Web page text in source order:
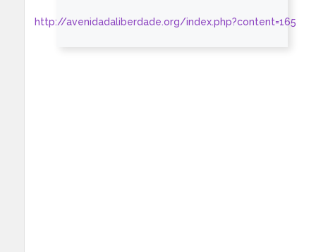
http://avenidadaliberdade.org/index.php?content=165